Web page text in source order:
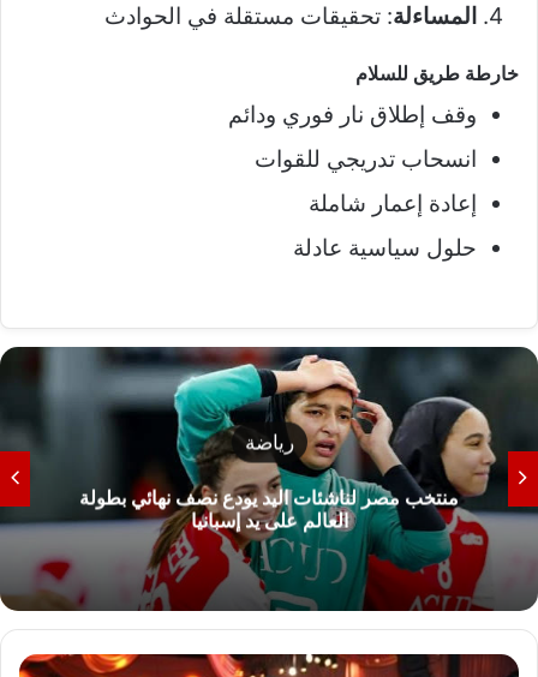
المساءلة: تحقيقات مستقلة في الحوادث
خارطة طريق للسلام
وقف إطلاق نار فوري ودائم
انسحاب تدريجي للقوات
إعادة إعمار شاملة
حلول سياسية عادلة
رياضة
منتخب مصر لناشئات اليد يودع نصف نهائي بطولة
العالم على يد إسبانيا
ح